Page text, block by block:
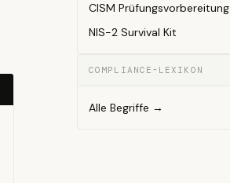
CISM Prüfungsvorbereitung
NIS-2 Survival Kit
COMPLIANCE-LEXIKON
Alle Begriffe →